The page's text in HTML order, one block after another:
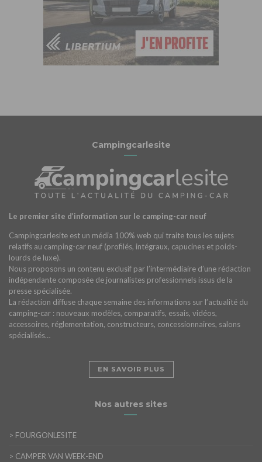
Campingcarlesite
Le premier site d’information sur le camping-car neuf
Campingcarlesite est un média 100% web qui traite tous les sujets
relatifs au camping-car neuf (profilés, intégraux, capucines et poids-
lourds de luxe).
Nous proposons un contenu exclusif par l’intermédiaire d’une rédaction
indépendante composée de journalistes professionnels issus de la
presse spécialisée.
La rédaction diffuse chaque semaine des informations sur l’actualité du
camping-car : nouveaux modèles, comparatifs, essais, vidéos,
accessoires, réglementation, constructeurs, concessionnaires, salons
spécialisés…
EN SAVOIR PLUS
Nos autres sites
> FOURGONLESITE
> CAMPER VAN WEEK-END